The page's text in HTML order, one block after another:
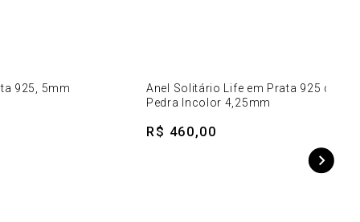
925, 5mm
Anel Solitário Life em Prata 925 com
Pedra Incolor 4,25mm
R$ 460,00